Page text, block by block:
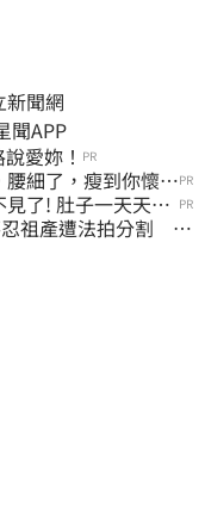
聞網
樂星聞APP
愛妳！ PR
細了，瘦到你懷疑PR
了! 肚子一天天變 PR
祖產遭法拍分割 家